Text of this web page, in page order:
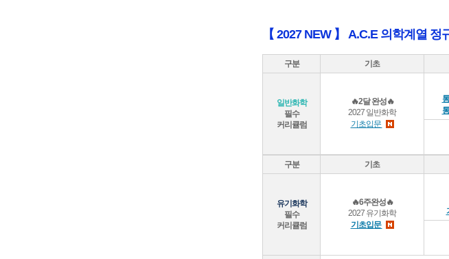
【 2027 NEW 】 A.C.E 의학계열 정
구분 기초
일반화학
필수
커리큘럼
🔥2달 완성🔥
2027 일반화학
기초입문
구분 기초
유기화학
필수
커리큘럼
🔥6주완성🔥
2027 유기화학
기초입문